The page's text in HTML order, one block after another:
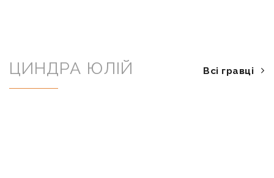
ЦИНДРА ЮЛІЙ Всі гравці